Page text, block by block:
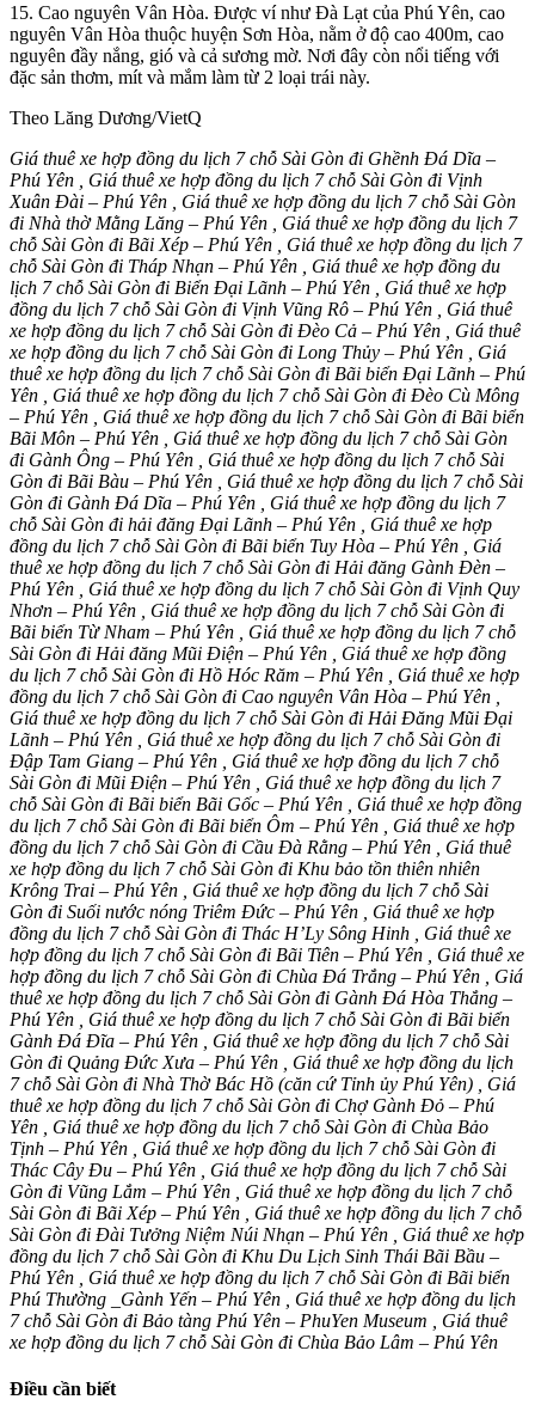
15. Cao nguyên Vân Hòa. Được ví như Đà Lạt của Phú Yên, cao
nguyên Vân Hòa thuộc huyện Sơn Hòa, nằm ở độ cao 400m, cao
nguyên đầy nắng, gió và cả sương mờ. Nơi đây còn nổi tiếng với
đặc sản thơm, mít và mắm làm từ 2 loại trái này.
Theo Lăng Dương/VietQ
Giá thuê xe hợp đồng du lịch 7 chỗ Sài Gòn đi Ghềnh Đá Dĩa –
Phú Yên , Giá thuê xe hợp đồng du lịch 7 chỗ Sài Gòn đi Vịnh
Xuân Đài – Phú Yên , Giá thuê xe hợp đồng du lịch 7 chỗ Sài Gòn
đi Nhà thờ Mằng Lăng – Phú Yên , Giá thuê xe hợp đồng du lịch 7
chỗ Sài Gòn đi Bãi Xép – Phú Yên , Giá thuê xe hợp đồng du lịch 7
chỗ Sài Gòn đi Tháp Nhạn – Phú Yên , Giá thuê xe hợp đồng du
lịch 7 chỗ Sài Gòn đi Biển Đại Lãnh – Phú Yên , Giá thuê xe hợp
đồng du lịch 7 chỗ Sài Gòn đi Vịnh Vũng Rô – Phú Yên , Giá thuê
xe hợp đồng du lịch 7 chỗ Sài Gòn đi Đèo Cả – Phú Yên , Giá thuê
xe hợp đồng du lịch 7 chỗ Sài Gòn đi Long Thủy – Phú Yên , Giá
thuê xe hợp đồng du lịch 7 chỗ Sài Gòn đi Bãi biển Đại Lãnh – Phú
Yên , Giá thuê xe hợp đồng du lịch 7 chỗ Sài Gòn đi Đèo Cù Mông
– Phú Yên , Giá thuê xe hợp đồng du lịch 7 chỗ Sài Gòn đi Bãi biển
Bãi Môn – Phú Yên , Giá thuê xe hợp đồng du lịch 7 chỗ Sài Gòn
đi Gành Ông – Phú Yên , Giá thuê xe hợp đồng du lịch 7 chỗ Sài
Gòn đi Bãi Bàu – Phú Yên , Giá thuê xe hợp đồng du lịch 7 chỗ Sài
Gòn đi Gành Đá Dĩa – Phú Yên , Giá thuê xe hợp đồng du lịch 7
chỗ Sài Gòn đi hải đăng Đại Lãnh – Phú Yên , Giá thuê xe hợp
đồng du lịch 7 chỗ Sài Gòn đi Bãi biển Tuy Hòa – Phú Yên , Giá
thuê xe hợp đồng du lịch 7 chỗ Sài Gòn đi Hải đăng Gành Đèn –
Phú Yên , Giá thuê xe hợp đồng du lịch 7 chỗ Sài Gòn đi Vịnh Quy
Nhơn – Phú Yên , Giá thuê xe hợp đồng du lịch 7 chỗ Sài Gòn đi
Bãi biển Từ Nham – Phú Yên , Giá thuê xe hợp đồng du lịch 7 chỗ
Sài Gòn đi Hải đăng Mũi Điện – Phú Yên , Giá thuê xe hợp đồng
du lịch 7 chỗ Sài Gòn đi Hồ Hóc Răm – Phú Yên , Giá thuê xe hợp
đồng du lịch 7 chỗ Sài Gòn đi Cao nguyên Vân Hòa – Phú Yên ,
Giá thuê xe hợp đồng du lịch 7 chỗ Sài Gòn đi Hải Đăng Mũi Đại
Lãnh – Phú Yên , Giá thuê xe hợp đồng du lịch 7 chỗ Sài Gòn đi
Đập Tam Giang – Phú Yên , Giá thuê xe hợp đồng du lịch 7 chỗ
Sài Gòn đi Mũi Điện – Phú Yên , Giá thuê xe hợp đồng du lịch 7
chỗ Sài Gòn đi Bãi biển Bãi Gốc – Phú Yên , Giá thuê xe hợp đồng
du lịch 7 chỗ Sài Gòn đi Bãi biển Ôm – Phú Yên , Giá thuê xe hợp
đồng du lịch 7 chỗ Sài Gòn đi Cầu Đà Rằng – Phú Yên , Giá thuê
xe hợp đồng du lịch 7 chỗ Sài Gòn đi Khu bảo tồn thiên nhiên
Krông Trai – Phú Yên , Giá thuê xe hợp đồng du lịch 7 chỗ Sài
Gòn đi Suối nước nóng Triêm Đức – Phú Yên , Giá thuê xe hợp
đồng du lịch 7 chỗ Sài Gòn đi Thác H’Ly Sông Hinh , Giá thuê xe
hợp đồng du lịch 7 chỗ Sài Gòn đi Bãi Tiên – Phú Yên , Giá thuê xe
hợp đồng du lịch 7 chỗ Sài Gòn đi Chùa Đá Trắng – Phú Yên , Giá
thuê xe hợp đồng du lịch 7 chỗ Sài Gòn đi Gành Đá Hòa Thắng –
Phú Yên , Giá thuê xe hợp đồng du lịch 7 chỗ Sài Gòn đi Bãi biển
Gành Đá Đĩa – Phú Yên , Giá thuê xe hợp đồng du lịch 7 chỗ Sài
Gòn đi Quảng Đức Xưa – Phú Yên , Giá thuê xe hợp đồng du lịch
7 chỗ Sài Gòn đi Nhà Thờ Bác Hồ (căn cứ Tỉnh ủy Phú Yên) , Giá
thuê xe hợp đồng du lịch 7 chỗ Sài Gòn đi Chợ Gành Đỏ – Phú
Yên , Giá thuê xe hợp đồng du lịch 7 chỗ Sài Gòn đi Chùa Bảo
Tịnh – Phú Yên , Giá thuê xe hợp đồng du lịch 7 chỗ Sài Gòn đi
Thác Cây Đu – Phú Yên , Giá thuê xe hợp đồng du lịch 7 chỗ Sài
Gòn đi Vũng Lắm – Phú Yên , Giá thuê xe hợp đồng du lịch 7 chỗ
Sài Gòn đi Bãi Xép – Phú Yên , Giá thuê xe hợp đồng du lịch 7 chỗ
Sài Gòn đi Đài Tưởng Niệm Núi Nhạn – Phú Yên , Giá thuê xe hợp
đồng du lịch 7 chỗ Sài Gòn đi Khu Du Lịch Sinh Thái Bãi Bầu –
Phú Yên , Giá thuê xe hợp đồng du lịch 7 chỗ Sài Gòn đi Bãi biển
Phú Thường _Gành Yến – Phú Yên , Giá thuê xe hợp đồng du lịch
7 chỗ Sài Gòn đi Bảo tàng Phú Yên – PhuYen Museum , Giá thuê
xe hợp đồng du lịch 7 chỗ Sài Gòn đi Chùa Bảo Lâm – Phú Yên
Điều cần biết